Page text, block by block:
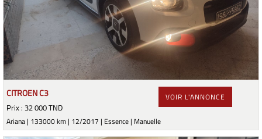
CITROEN C3
Prix : 32 000 TND
Ariana | 133000 km | 12/2017 | Essence | Manuelle
VOIR L'ANNONCE